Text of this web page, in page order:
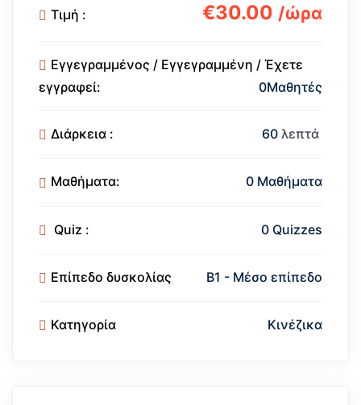
Τιμή : €30.00 /ώρα
Εγγεγραμμένος / Εγγεγραμμένη / Έχετε
εγγραφεί:
0Μαθητές
Διάρκεια : 60 λεπτά
Μαθήματα: 0 Μαθήματα
Quiz : 0 Quizzes
Επίπεδο δυσκολίας B1 - Μέσο επίπεδο
Κατηγορία Κινέζικα